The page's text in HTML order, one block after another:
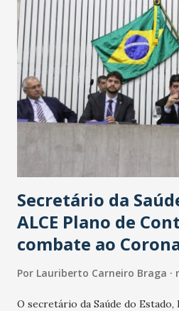
Secretário da
ALCE Plano de
combate ao
Por Lauriberto Carneiro Braga
O secretário da Saúde do